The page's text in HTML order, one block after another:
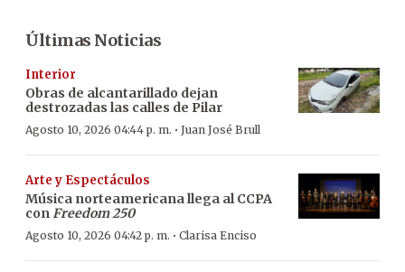
Últimas Noticias
Interior
Obras de alcantarillado dejan
destrozadas las calles de Pilar
Agosto 10, 2026 04:44 p. m. · Juan José Brull
Arte y Espectáculos
Música norteamericana llega al CCPA
conFreedom 250
Agosto 10, 2026 04:42 p. m. · Clarisa Enciso